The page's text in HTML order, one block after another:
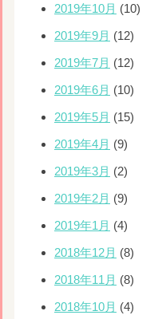
2019年10月 (10)
2019年9月 (12)
2019年7月 (12)
2019年6月 (10)
2019年5月 (15)
2019年4月 (9)
2019年3月 (2)
2019年2月 (9)
2019年1月 (4)
2018年12月 (8)
2018年11月 (8)
2018年10月 (4)